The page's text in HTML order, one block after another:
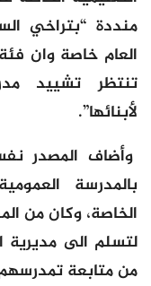
منددة “بتراخي
العام خاصة وان
تنتظر تشييد
لأبنائها”.
وأضاف المصدر
بالمدرسة
الخاصة، وكان من
لتسلم الى مديرية
من متابعة